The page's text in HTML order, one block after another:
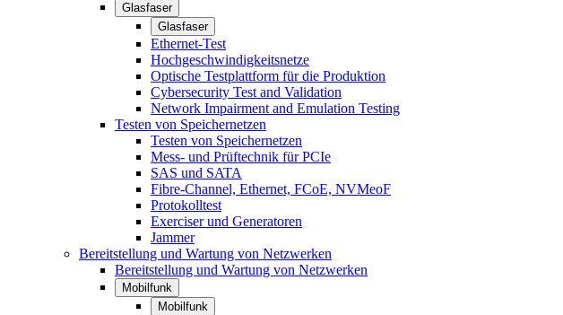
Glasfaser
Glasfaser
Ethernet-Test
Hochgeschwindigkeitsnetze
Optische Testplattform für die Produktion
Cybersecurity Test and Validation
Network Impairment and Emulation Testing
Testen von Speichernetzen
Testen von Speichernetzen
Mess- und Prüftechnik für PCIe
SAS und SATA
Fibre-Channel, Ethernet, FCoE, NVMeoF
Protokolltest
Exerciser und Generatoren
Jammer
Bereitstellung und Wartung von Netzwerken
Bereitstellung und Wartung von Netzwerken
Mobilfunk
Mobilfunk